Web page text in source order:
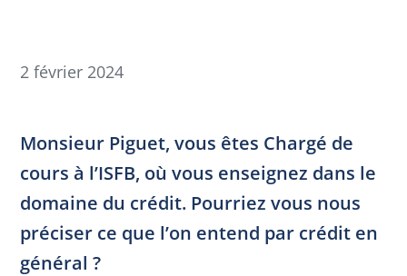
2 février 2024
Monsieur Piguet, vous êtes Chargé de
cours à l’ISFB, où vous enseignez dans le
domaine du crédit. Pourriez vous nous
préciser ce que l’on entend par crédit en
général ?